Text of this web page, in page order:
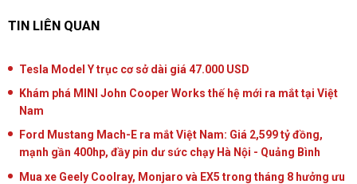
TIN LIÊN QUAN
Tesla Model Y trục cơ sở dài giá 47.000 USD
Khám phá MINI John Cooper Works thế hệ mới ra mắt tại Việt
Nam
Ford Mustang Mach-E ra mắt Việt Nam: Giá 2,599 tỷ đồng,
mạnh gần 400hp, đầy pin dư sức chạy Hà Nội - Quảng Bình
Mua xe Geely Coolray, Monjaro và EX5 trong tháng 8 hưởng ưu